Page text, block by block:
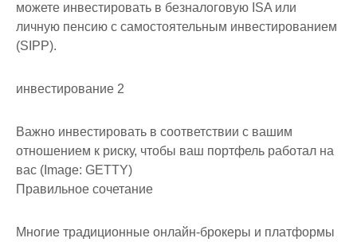
можете инвестировать в безналоговую ISA или
личную пенсию с самостоятельным инвестированием
(SIPP).
инвестирование 2
Важно инвестировать в соответствии с вашим
отношением к риску, чтобы ваш портфель работал на
вас (Image: GETTY)
Правильное сочетание
Многие традиционные онлайн-брокеры и платформы